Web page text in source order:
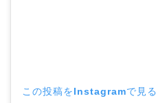
この投稿をInstagramで見る